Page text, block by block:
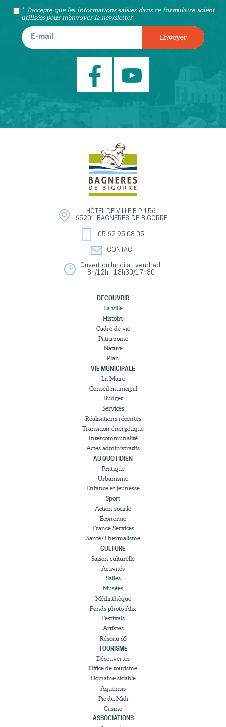
* J'accepte que les informations saisies dans ce formulaire soient
utilisées pour m’envoyer la newsletter.
HÔTEL DE VILLE B.P 156
65201 BAGNÈRES-DE-BIGORRE
05 62 95 08 05
CONTACT
Ouvert du lundi au vendredi
8h/12h - 13h30/17h30
DÉCOUVRIR
La ville
Histoire
Cadre de vie
Patrimoine
Nature
Plan
VIE MUNICIPALE
La Maire
Conseil municipal
Budget
Services
Réalisations récentes
Transition énergétique
Intercommunalité
Actes administratifs
AU QUOTIDIEN
Pratique
Urbanisme
Enfance et jeunesse
Sport
Action sociale
Économie
France Services
Santé/Thermalisme
CULTURE
Saison culturelle
Activités
Salles
Musées
Médiathèque
Fonds photo Alix
Festivals
Artistes
Réseau 65
TOURISME
Découvertes
Office de tourisme
Domaine skiable
Aquensis
Pic du Midi
Casino
ASSOCIATIONS